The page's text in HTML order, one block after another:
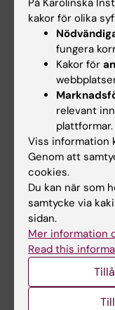
Biomedicum
2026-08-24 9:00 -
Välkomna till
mingelområdet
Säkerhetskurs
Campus Solna
2026-08-279:00 -
Karolinska
augusti 2026 med
är obligatorisk för
med isotermaler
På Karolinska
kakor för olika
fungera
Kakor för
relevant
plattformar.
Viss information
Genom att
cookies.
Du kan när som
samtycke via
sidan.
Mer information
Read this